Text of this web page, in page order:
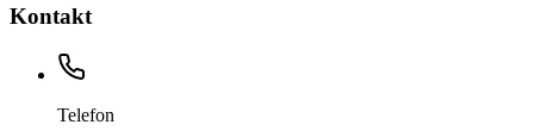
Kontakt
Telefon